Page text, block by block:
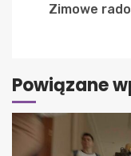
Zimowe
Powiązane